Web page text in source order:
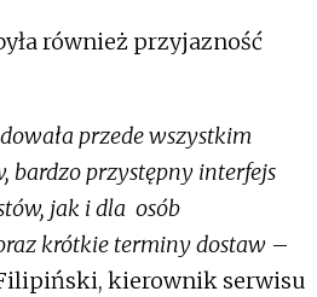
również przyjazność
przede wszystkim
bardzo przystępny interfejs
jak i dla osób
krótkie terminy dostaw –
kierownik serwisu